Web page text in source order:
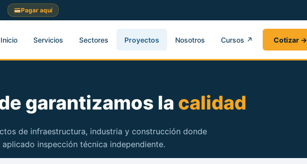
Pagar aquí
Inicio Servicios Sectores Proyectos Nosotros Cursos ↗ Cotizar →
garantizamos la calidad
de infraestructura, industria y construcción donde
aplicado inspección técnica independiente.